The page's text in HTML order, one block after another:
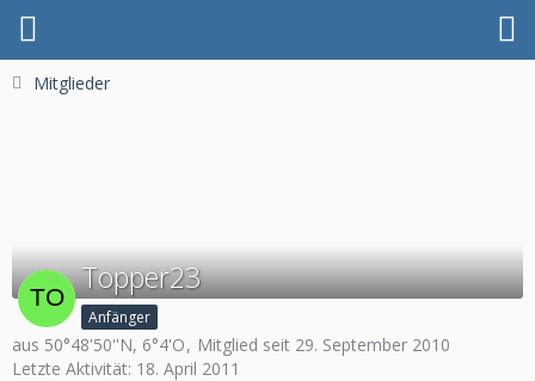
Mitglieder
Topper23
Anfänger
aus 50°48'50''N, 6°4'O
Mitglied seit 29. September 2010
Letzte Aktivität: 18. April 2011